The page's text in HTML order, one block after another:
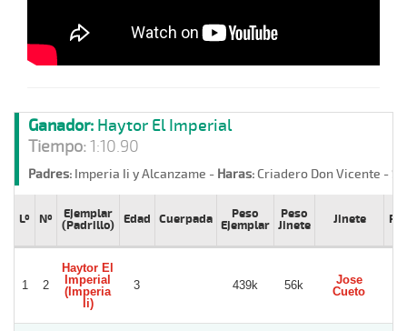
Ganador: Haytor El Imperial
Tiempo:1:10.90
Padres: Imperia Ii y Alcanzame - Haras:Criadero Don Vicente -
Lº Nº
Ejemplar
(Padrillo)
Edad Cuerpada
Peso
Ejemplar
Peso
Jinete
Jinete
1 2
Haytor El
Imperial
(Imperia
Ii)
3 439k 56k
Jose
Cueto